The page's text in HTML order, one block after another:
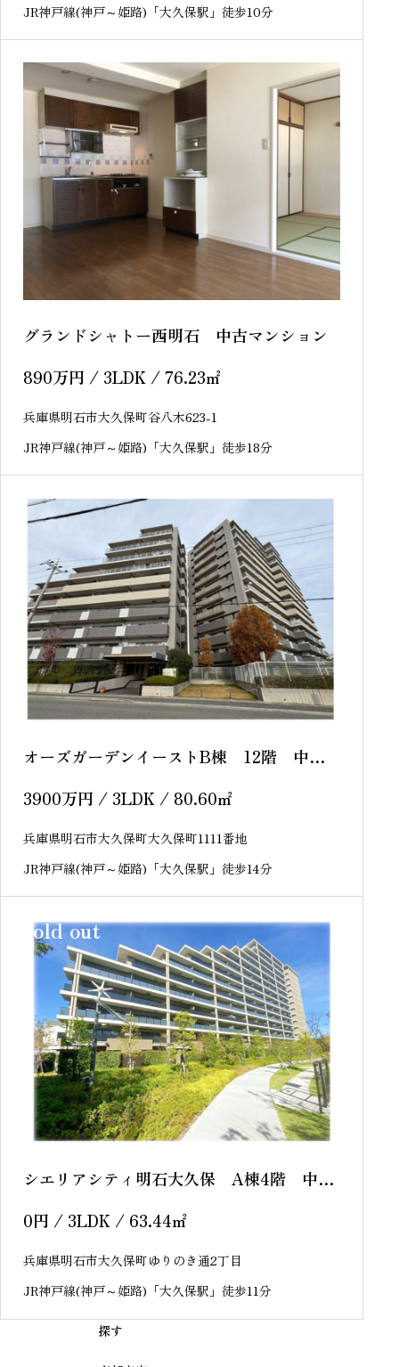
JR神戸線(神戸～姫路)「大久保駅」徒歩10分
グランドシャトー西明石 中古マンション
890万円 / 3LDK / 76.23㎡
兵庫県明石市大久保町谷八木623-1
JR神戸線(神戸～姫路)「大久保駅」徒歩18分
オーズガーデンイーストB棟 12階 中古
3900万円 / 3LDK / 80.60㎡
兵庫県明石市大久保町大久保町1111番地
JR神戸線(神戸～姫路)「大久保駅」徒歩14分
sold out
シエリアシティ明石大久保 A棟4階 中古
マンション
0円 / 3LDK / 63.44㎡
兵庫県明石市大久保町ゆりのき通2丁目
JR神戸線(神戸～姫路)「大久保駅」徒歩11分
探す